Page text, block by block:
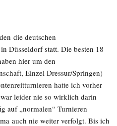
die deutschen
Düsseldorf statt. Die besten 18
hier um den
Einzel Dressur/Springen)
hatte ich vorher
leider nie so wirklich darin
auf „normalen“ Turnieren
auch nie weiter verfolgt. Bis ich